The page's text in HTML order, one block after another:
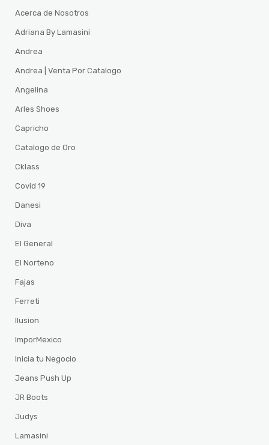
Acerca de Nosotros
Adriana By Lamasini
Andrea
Andrea | Venta Por Catalogo
Angelina
Arles Shoes
Capricho
Catalogo de Oro
Cklass
Covid 19
Danesi
Diva
El General
El Norteno
Fajas
Ferreti
Ilusion
ImporMexico
Inicia tu Negocio
Jeans Push Up
JR Boots
Judys
Lamasini